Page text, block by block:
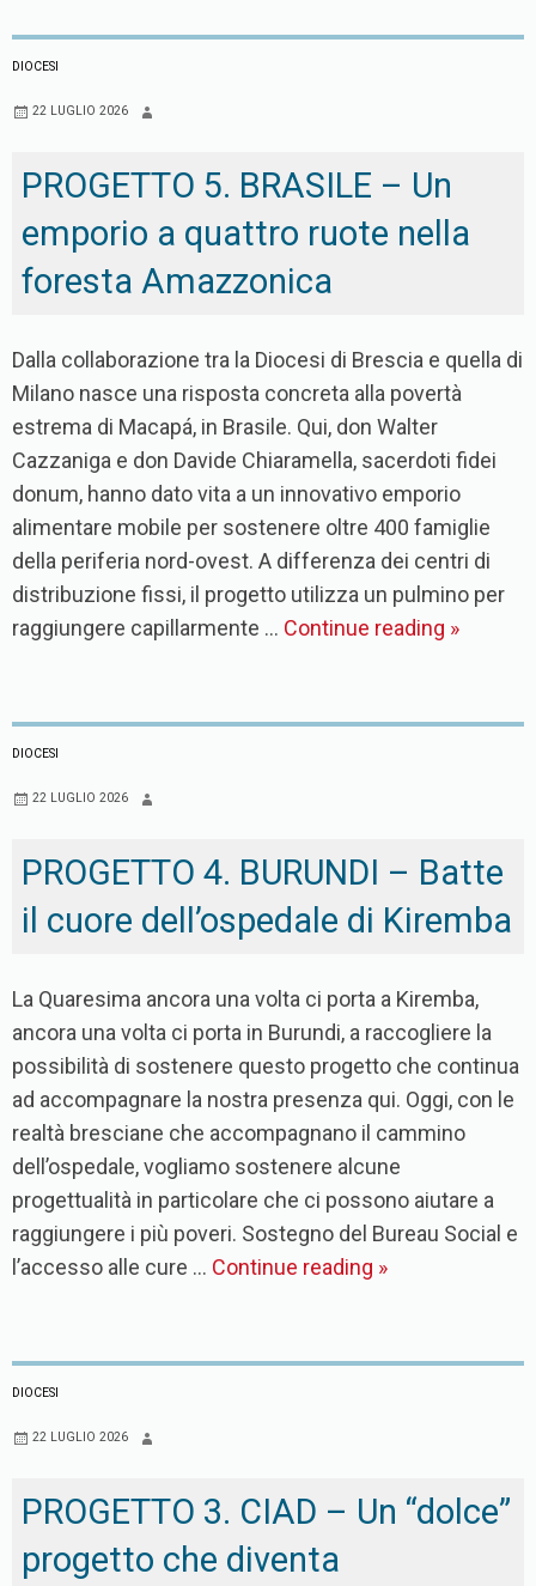
DIOCESI
22 LUGLIO 2026
PROGETTO 5. BRASILE – Un
emporio a quattro ruote nella
foresta Amazzonica
Dalla collaborazione tra la Diocesi di Brescia e quella di
Milano nasce una risposta concreta alla povertà
estrema di Macapá, in Brasile. Qui, don Walter
Cazzaniga e don Davide Chiaramella, sacerdoti fidei
donum, hanno dato vita a un innovativo emporio
alimentare mobile per sostenere oltre 400 famiglie
della periferia nord-ovest. A differenza dei centri di
distribuzione fissi, il progetto utilizza un pulmino per
raggiungere capillarmente … Continue reading »
DIOCESI
22 LUGLIO 2026
PROGETTO 4. BURUNDI – Batte
il cuore dell’ospedale di Kiremba
La Quaresima ancora una volta ci porta a Kiremba,
ancora una volta ci porta in Burundi, a raccogliere la
possibilità di sostenere questo progetto che continua
ad accompagnare la nostra presenza qui. Oggi, con le
realtà bresciane che accompagnano il cammino
dell’ospedale, vogliamo sostenere alcune
progettualità in particolare che ci possono aiutare a
raggiungere i più poveri. Sostegno del Bureau Social e
l’accesso alle cure … Continue reading »
DIOCESI
22 LUGLIO 2026
PROGETTO 3. CIAD – Un “dolce”
progetto che diventa